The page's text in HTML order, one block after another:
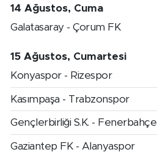
14 Ağustos, Cuma
Galatasaray - Çorum FK
15 Ağustos, Cumartesi
Konyaspor - Rizespor
Kasımpaşa - Trabzonspor
Gençlerbirliği S.K. - Fenerbahçe
Gaziantep FK - Alanyaspor